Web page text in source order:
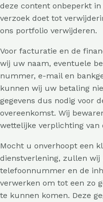
deze content onbeperkt
verzoek doet tot
ons portfolio verwijderen.
Voor facturatie en de
wij uw naam, eventuele
nummer, e-mail en
kunnen wij uw betaling
gegevens dus nodig voor
overeenkomst. Wij
wettelijke verplichting van
Mocht u onverhoopt een
dienstverlening, zullen wij
telefoonnummer en de
verwerken om tot een zo
te kunnen komen. Deze